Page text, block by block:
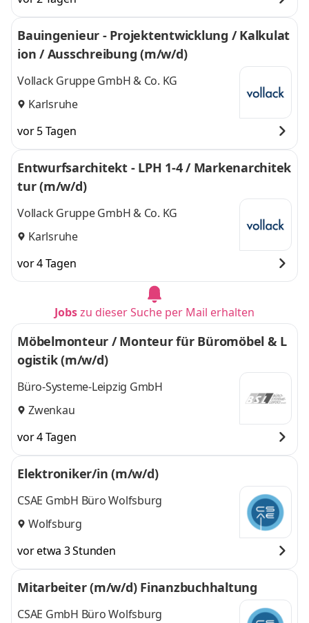
Bauingenieur - Projektentwicklung / Kalkulat
ion / Ausschreibung (m/w/d)
Vollack Gruppe GmbH & Co. KG
Karlsruhe
vor 5 Tagen
Entwurfsarchitekt - LPH 1-4 / Markenarchitek
tur (m/w/d)
Vollack Gruppe GmbH & Co. KG
Karlsruhe
vor 4 Tagen
Jobszu dieser Suche per Mail erhalten
Möbelmonteur / Monteur für Büromöbel & L
ogistik (m/w/d)
Büro-Systeme-Leipzig GmbH
Zwenkau
vor 4 Tagen
Elektroniker/in (m/w/d)
CSAE GmbH Büro Wolfsburg
Wolfsburg
vor etwa 3 Stunden
Mitarbeiter (m/w/d) Finanzbuchhaltung
CSAE GmbH Büro Wolfsburg